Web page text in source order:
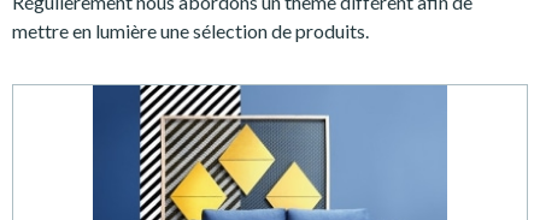
mettre en lumière une sélection de produits.